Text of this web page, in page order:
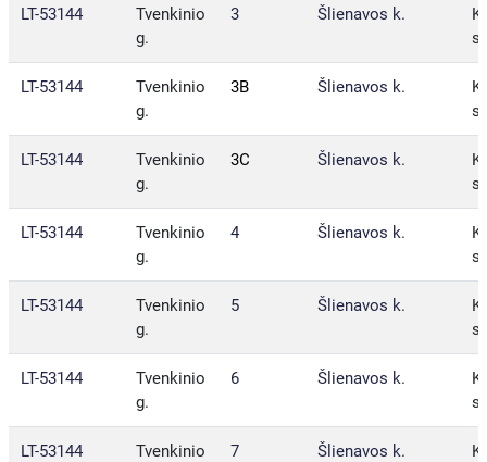
LT-53144
Tvenkinio
g.
3 Šlienavos k.
LT-53144
Tvenkinio
g.
3B Šlienavos k.
LT-53144
Tvenkinio
g.
3C Šlienavos k.
LT-53144
Tvenkinio
g.
4 Šlienavos k.
LT-53144
Tvenkinio
g.
5 Šlienavos k.
LT-53144
Tvenkinio
g.
6 Šlienavos k.
LT-53144
Tvenkinio
7 Šlienavos k.